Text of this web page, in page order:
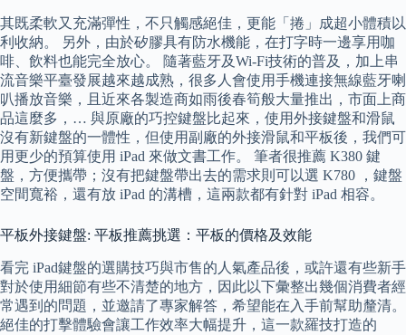
其既柔軟又充滿彈性，不只觸感絕佳，更能「捲」成超小體積以
利收納。 另外，由於矽膠具有防水機能，在打字時一邊享用咖
啡、飲料也能完全放心。 隨著藍牙及Wi-Fi技術的普及，加上串
流音樂平臺發展越來越成熟，很多人會使用手機連接無線藍牙喇
叭播放音樂，且近來各製造商如雨後春筍般大量推出，市面上商
品這麼多，… 與原廠的巧控鍵盤比起來，使用外接鍵盤和滑鼠
沒有新鍵盤的一體性，但使用副廠的外接滑鼠和平板後，我們可
用更少的預算使用 iPad 來做文書工作。 筆者很推薦 K380 鍵
盤，方便攜帶；沒有把鍵盤帶出去的需求則可以選 K780 ，鍵盤
空間寬裕，還有放 iPad 的溝槽，這兩款都有針對 iPad 相容。
平板外接鍵盤: 平板推薦挑選：平板的價格及效能
看完 iPad鍵盤的選購技巧與市售的人氣產品後，或許還有些新手
對於使用細節有些不清楚的地方，因此以下彙整出幾個消費者經
常遇到的問題，並邀請了專家解答，希望能在入手前幫助釐清。
絕佳的打擊體驗會讓工作效率大幅提升，這一款羅技打造的